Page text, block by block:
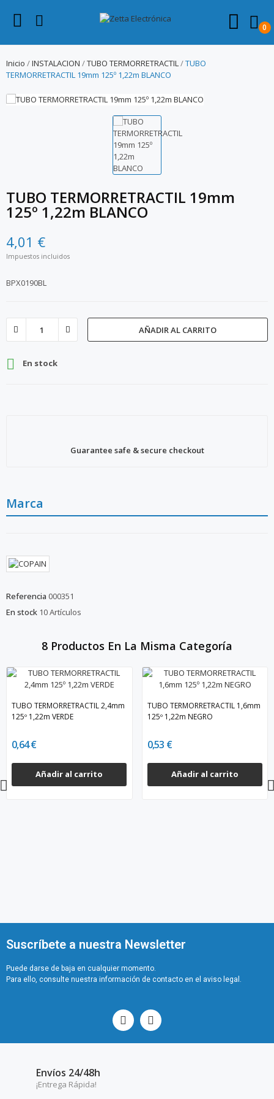
0
Inicio INSTALACION TUBO TERMORRETRACTIL
TUBO
TERMORRETRACTIL 19mm 125º 1,22m BLANCO
TUBO TERMORRETRACTIL 19mm
125º 1,22m BLANCO
4,01 €
Impuestos incluidos
BPX0190BL
AÑADIR AL CARRITO
 En stock
Guarantee safe & secure checkout
Marca
Referencia 000351
En stock 10 Artículos
8 Productos En La Misma Categoría
TUBO TERMORRETRACTIL 2,4mm
125º 1,22m VERDE
0,64 €
Añadir al carrito
TUBO TERMORRETRACTIL 1,6mm
125º 1,22m NEGRO
0,53 €
Añadir al carrito
Suscríbete a nuestra Newsletter
Puede darse de baja en cualquier momento.
Para ello, consulte nuestra información de contacto en el aviso legal.
Envíos 24/48h
¡Entrega Rápida!